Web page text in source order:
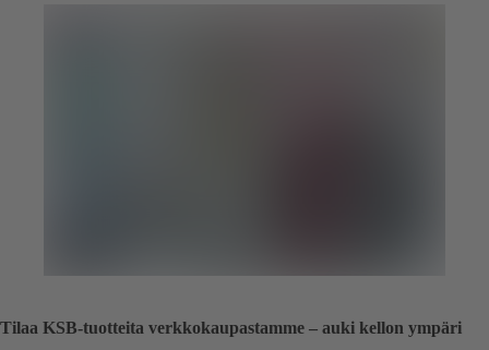
Tilaa KSB-tuotteita verkkokaupastamme – auki kellon ympäri